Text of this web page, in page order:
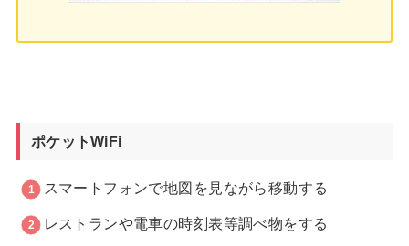
ポケットWiFi
スマートフォンで地図を見ながら移動する
レストランや電車の時刻表等調べ物をする